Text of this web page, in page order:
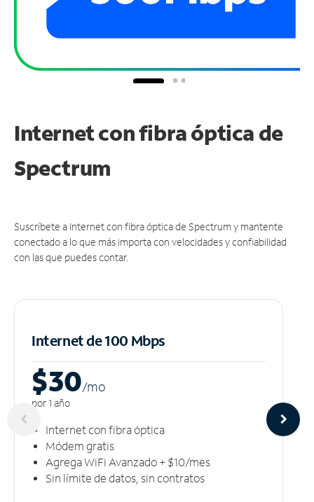
Internet con fibra óptica de
Spectrum
Suscríbete a Internet con fibra óptica de Spectrum y mantente
conectado a lo que más importa con velocidades y confiabilidad
con las que puedes contar.
Internet de 100 Mbps
$30/mo
por 1 año
Internet con fibra óptica
Módem gratis
Agrega WiFi Avanzado + $10/mes
Sin límite de datos, sin contratos